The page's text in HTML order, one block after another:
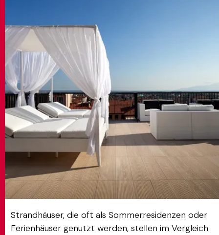
KONTAKTE
MATCH APP
SUCHEN
RESERVIERTER BEREICH
Strandhäuser, die oft als Sommerresidenzen oder
Ferienhäuser genutzt werden, stellen im Vergleich